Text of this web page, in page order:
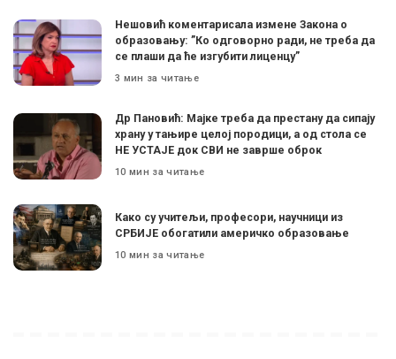
Нешовић коментарисала измене Закона о
образовању: ”Ко одговорно ради, не треба да
се плаши да ће изгубити лиценцу”
3 мин за читање
Др Пановић: Мајке треба да престану да сипају
храну у тањире целој породици, а од стола се
НЕ УСТАЈЕ док СВИ не заврше оброк
10 мин за читање
Како су учитељи, професори, научници из
СРБИЈЕ обогатили америчко образовање
10 мин за читање